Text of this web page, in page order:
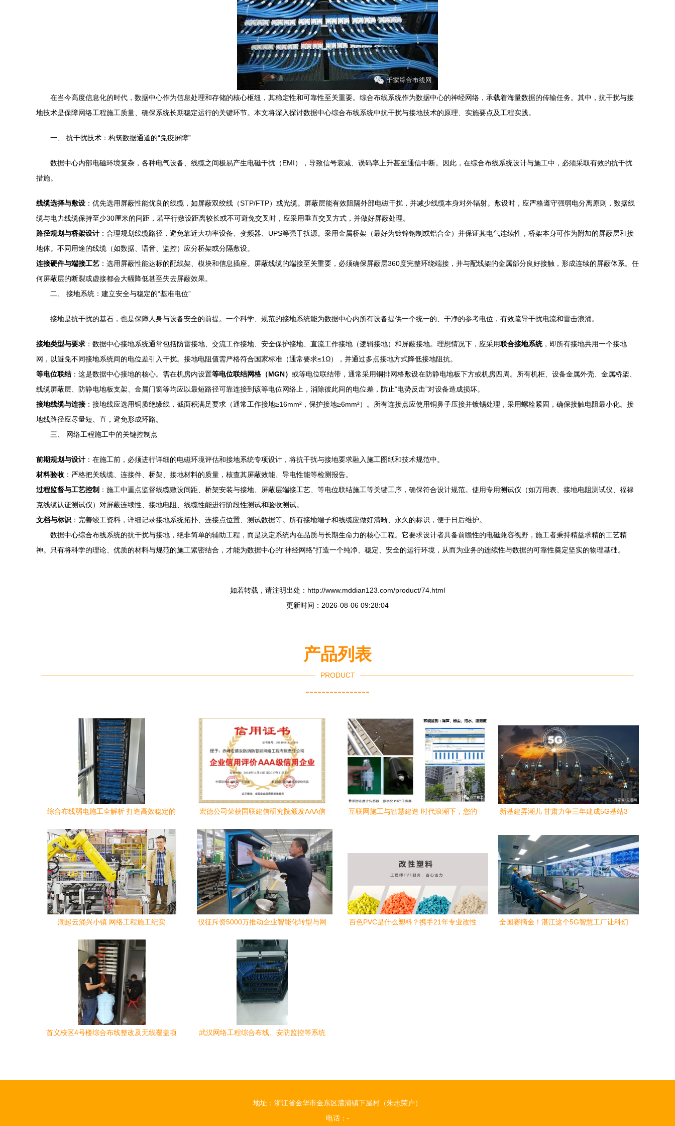
在当今高度信息化的时代，数据中心作为信息处理和存储的核心枢纽，其稳定性和可靠性至关重要。综合布线系统作为数据中心的神经网络，承载着海量数据的传输任务。其中，抗干扰与接
地技术是保障网络工程施工质量、确保系统长期稳定运行的关键环节。本文将深入探讨数据中心综合布线系统中抗干扰与接地技术的原理、实施要点及工程实践。
一、 抗干扰技术：构筑数据通道的“免疫屏障”
数据中心内部电磁环境复杂，各种电气设备、线缆之间极易产生电磁干扰（EMI），导致信号衰减、误码率上升甚至通信中断。因此，在综合布线系统设计与施工中，必须采取有效的抗干扰
措施。
线缆选择与敷设 ：优先选用屏蔽性能优良的线缆，如屏蔽双绞线（STP/FTP）或光缆。屏蔽层能有效阻隔外部电磁干扰，并减少线缆本身对外辐射。敷设时，应严格遵守强弱电分离原则，数据线
缆与电力线缆保持至少30厘米的间距，若平行敷设距离较长或不可避免交叉时，应采用垂直交叉方式，并做好屏蔽处理。
路径规划与桥架设计 ：合理规划线缆路径，避免靠近大功率设备、变频器、UPS等强干扰源。采用金属桥架（最好为镀锌钢制或铝合金）并保证其电气连续性，桥架本身可作为附加的屏蔽层和接
地体。不同用途的线缆（如数据、语音、监控）应分桥架或分隔敷设。
连接硬件与端接工艺 ：选用屏蔽性能达标的配线架、模块和信息插座。屏蔽线缆的端接至关重要，必须确保屏蔽层360度完整环绕端接，并与配线架的金属部分良好接触，形成连续的屏蔽体系。任
何屏蔽层的断裂或虚接都会大幅降低甚至失去屏蔽效果。
二、 接地系统：建立安全与稳定的“基准电位”
接地是抗干扰的基石，也是保障人身与设备安全的前提。一个科学、规范的接地系统能为数据中心内所有设备提供一个统一的、干净的参考电位，有效疏导干扰电流和雷击浪涌。
接地类型与要求 ：数据中心接地系统通常包括防雷接地、交流工作接地、安全保护接地、直流工作接地（逻辑接地）和屏蔽接地。理想情况下，应采用联合接地系统，即所有接地共用一个接地
网，以避免不同接地系统间的电位差引入干扰。接地电阻值需严格符合国家标准（通常要求≤1Ω），并通过多点接地方式降低接地阻抗。
等电位联结：这是数据中心接地的核心。需在机房内设置等电位联结网格（MGN） 或等电位联结带，通常采用铜排网格敷设在防静电地板下方或机房四周。所有机柜、设备金属外壳、金属桥架、
线缆屏蔽层、防静电地板支架、金属门窗等均应以最短路径可靠连接到该等电位网络上，消除彼此间的电位差，防止“电势反击”对设备造成损坏。
接地线缆与连接 ：接地线应选用铜质绝缘线，截面积满足要求（通常工作接地≥16mm²，保护接地≥6mm²）。所有连接点应使用铜鼻子压接并镀锡处理，采用螺栓紧固，确保接触电阻最小化。接
地线路径应尽量短、直，避免形成环路。
三、 网络工程施工中的关键控制点
前期规划与设计 ：在施工前，必须进行详细的电磁环境评估和接地系统专项设计，将抗干扰与接地要求融入施工图纸和技术规范中。
材料验收 ：严格把关线缆、连接件、桥架、接地材料的质量，核查其屏蔽效能、导电性能等检测报告。
过程监督与工艺控制 ：施工中重点监督线缆敷设间距、桥架安装与接地、屏蔽层端接工艺、等电位联结施工等关键工序，确保符合设计规范。使用专用测试仪（如万用表、接地电阻测试仪、福禄
克线缆认证测试仪）对屏蔽连续性、接地电阻、线缆性能进行阶段性测试和验收测试。
文档与标识 ：完善竣工资料，详细记录接地系统拓扑、连接点位置、测试数据等。所有接地端子和线缆应做好清晰、永久的标识，便于日后维护。
数据中心综合布线系统的抗干扰与接地，绝非简单的辅助工程，而是决定系统内在品质与长期生命力的核心工程。它要求设计者具备前瞻性的电磁兼容视野，施工者秉持精益求精的工艺精
神。只有将科学的理论、优质的材料与规范的施工紧密结合，才能为数据中心的“神经网络”打造一个纯净、稳定、安全的运行环境，从而为业务的连续性与数据的可靠性奠定坚实的物理基础。
如若转载，请注明出处：http://www.mddian123.com/product/74.html
更新时间：2026-08-06 09:28:04
产品列表
PRODUCT
----------------
综合布线弱电施工全解析 打造高效稳定的
宏德公司荣获国联建信研究院颁发AAA信
互联网施工与智慧建造 时代浪潮下，您的
新基建弄潮儿 甘肃力争三年建成5G基站3
潮起云涌兴小镇 网络工程施工纪实
仪征斥资5000万推动企业智能化转型与网
百色PVC是什么塑料？携手21年专业改性
全国赛摘金！湛江这个5G智慧工厂让科幻
首义校区4号楼综合布线整改及无线覆盖项
武汉网络工程综合布线、安防监控等系统
地址：浙江省金华市金东区澧浦镇下屋村（朱志荣户）
电话：-